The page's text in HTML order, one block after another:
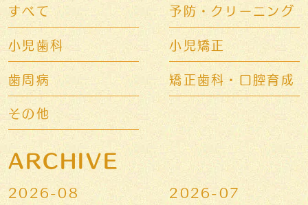
すべて
予防・クリーニング
小児歯科
小児矯正
歯周病
矯正歯科・口腔育成
その他
ARCHIVE
2026-08
2026-07